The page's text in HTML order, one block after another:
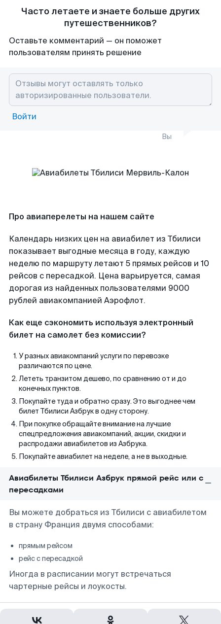
Часто летаете и знаете больше других
путешественников?
Оставьте комментарий — он поможет
пользователям принять решение
Войти
Вы
Про авиаперелеты на нашем сайте
Календарь низких цен на авиабилет из Тбилиси
показывает выгодные месяца в году, каждую
неделю по маршруту летают 5 прямых рейсов и 10
рейсов с пересадкой. Цена варьируется, самая
дорогая из найденных пользователями 9000
рублей авиакомпанией Аэрофлот.
Как еще сэкономить используя электронный
билет на самолет без комиссии?
У разных авиакомпаний услуги по перевозке
различаются по цене.
Лететь транзитом дешево, по сравнению от и до
конечных пунктов.
Покупайте туда и обратно сразу. Это выгоднее чем
билет Тбилиси Азбрук в одну сторону.
При покупке обращайте внимание на лучшие
спецпредложения авиакомпаний, акции, скидки и
распродажи авиабилетов из Азбрука.
Покупайте авиабилет на неделе, а не в выходные.
Авиабилеты Тбилиси Азбрук прямой рейс или с
пересадками
Вы можете добраться из Тбилиси с авиабилетом
в страну Франция двумя способами:
прямым рейсом
рейс с пересадкой
Иногда в расписании могут встречаться
чартерные рейсы и лоукосты.